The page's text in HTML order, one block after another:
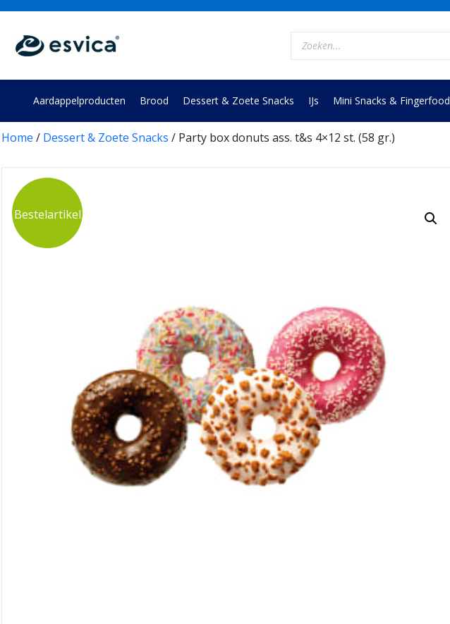
Skip
content
Producten
zoeken
Aardappelproducten Brood Dessert & Zoete Snacks IJs Mini Snacks & Fingerfood
Home / Dessert & Zoete Snacks / Party box donuts ass. t&s 4×12 st. (58 gr.)
Bestelartikel